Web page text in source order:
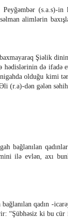
(s.a.s)-in
alimlərin
Şiəlik
hədislərinin də
olduğu kimi
(r.a)-dən gələn
bağlanılan
ilə evlən, axı
qadın -
“Şübhəsiz ki bu